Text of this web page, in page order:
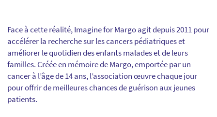
Face à cette réalité, Imagine for Margo agit depuis 2011 pour
accélérer la recherche sur les cancers pédiatriques et
améliorer le quotidien des enfants malades et de leurs
familles. Créée en mémoire de Margo, emportée par un
cancer à l’âge de 14 ans, l’association œuvre chaque jour
pour offrir de meilleures chances de guérison aux jeunes
patients.